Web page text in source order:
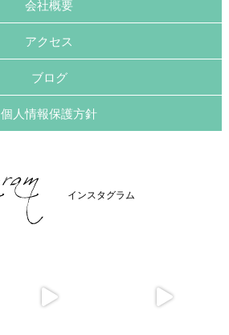
会社概要
アクセス
ブログ
個人情報保護方針
インスタグラム